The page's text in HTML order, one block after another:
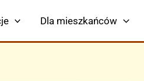
Dla mieszkańców